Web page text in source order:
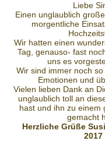
Liebe
Einen unglaublich
morgentliche
Wir hatten einen
Tag, genauso- fast
uns es
Wir sind immer noch
Emotionen und
Vielen lieben Dank an
unglaublich toll an
hast und ihn zu einem
gemacht
Herzliche Grüße
2017